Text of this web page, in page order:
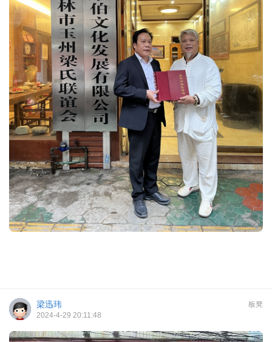
板凳
梁迅玮
2024-4-29 20:11:48